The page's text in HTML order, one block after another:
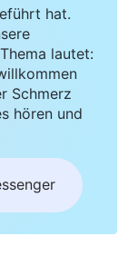
hat.
lautet:
Schmerz
hören und